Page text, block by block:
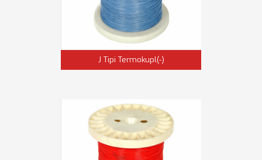
J Tipi Termokupl(-)